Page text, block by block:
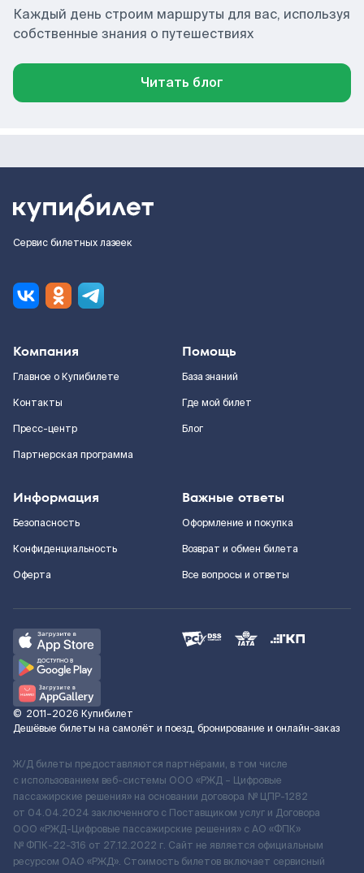
Каждый день строим маршруты для вас, используя
собственные знания о путешествиях
Читать блог
Сервис билетных лазеек
Компания
Главное о Купибилете
Контакты
Пресс-центр
Партнерская программа
Помощь
База знаний
Где мой билет
Блог
Информация
Безопасность
Конфиденциальность
Оферта
Важные ответы
Оформление и покупка
Возврат и обмен билета
Все вопросы и ответы
© 2011–2026 Купибилет
Дешёвые билеты на самолёт и поезд, бронирование и онлайн-заказ
Ж/Д билеты предоставляются партнёрами, в том числе
с использованием веб-системы ООО «РЖД – Цифровые
пассажирские решения» на основании договора № ЦПР-1282
от 04.04.2024 заключенного с Поставщиком услуг и Договора
ООО «РЖД-Цифровые пассажирские решения» c АО «ФПК»
№ ФПК-22-316 от 27.12.2022 г. Сайт не является официальным
ресурсом ОАО «РЖД». Стоимость билетов включает сервисный